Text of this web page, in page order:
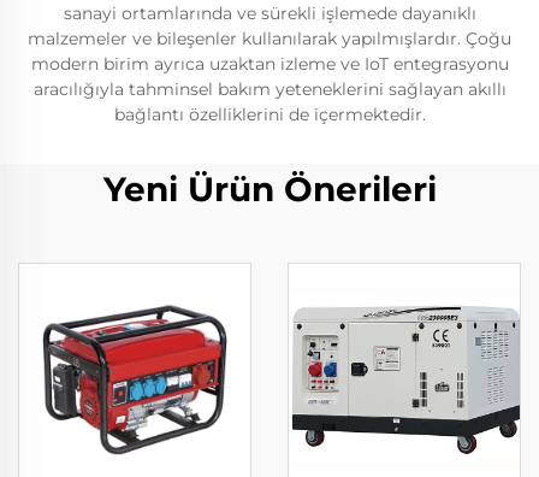
sanayi ortamlarında ve sürekli işlemede dayanıklı
malzemeler ve bileşenler kullanılarak yapılmışlardır. Çoğu
modern birim ayrıca uzaktan izleme ve IoT entegrasyonu
aracılığıyla tahminsel bakım yeteneklerini sağlayan akıllı
bağlantı özelliklerini de içermektedir.
Yeni Ürün Önerileri